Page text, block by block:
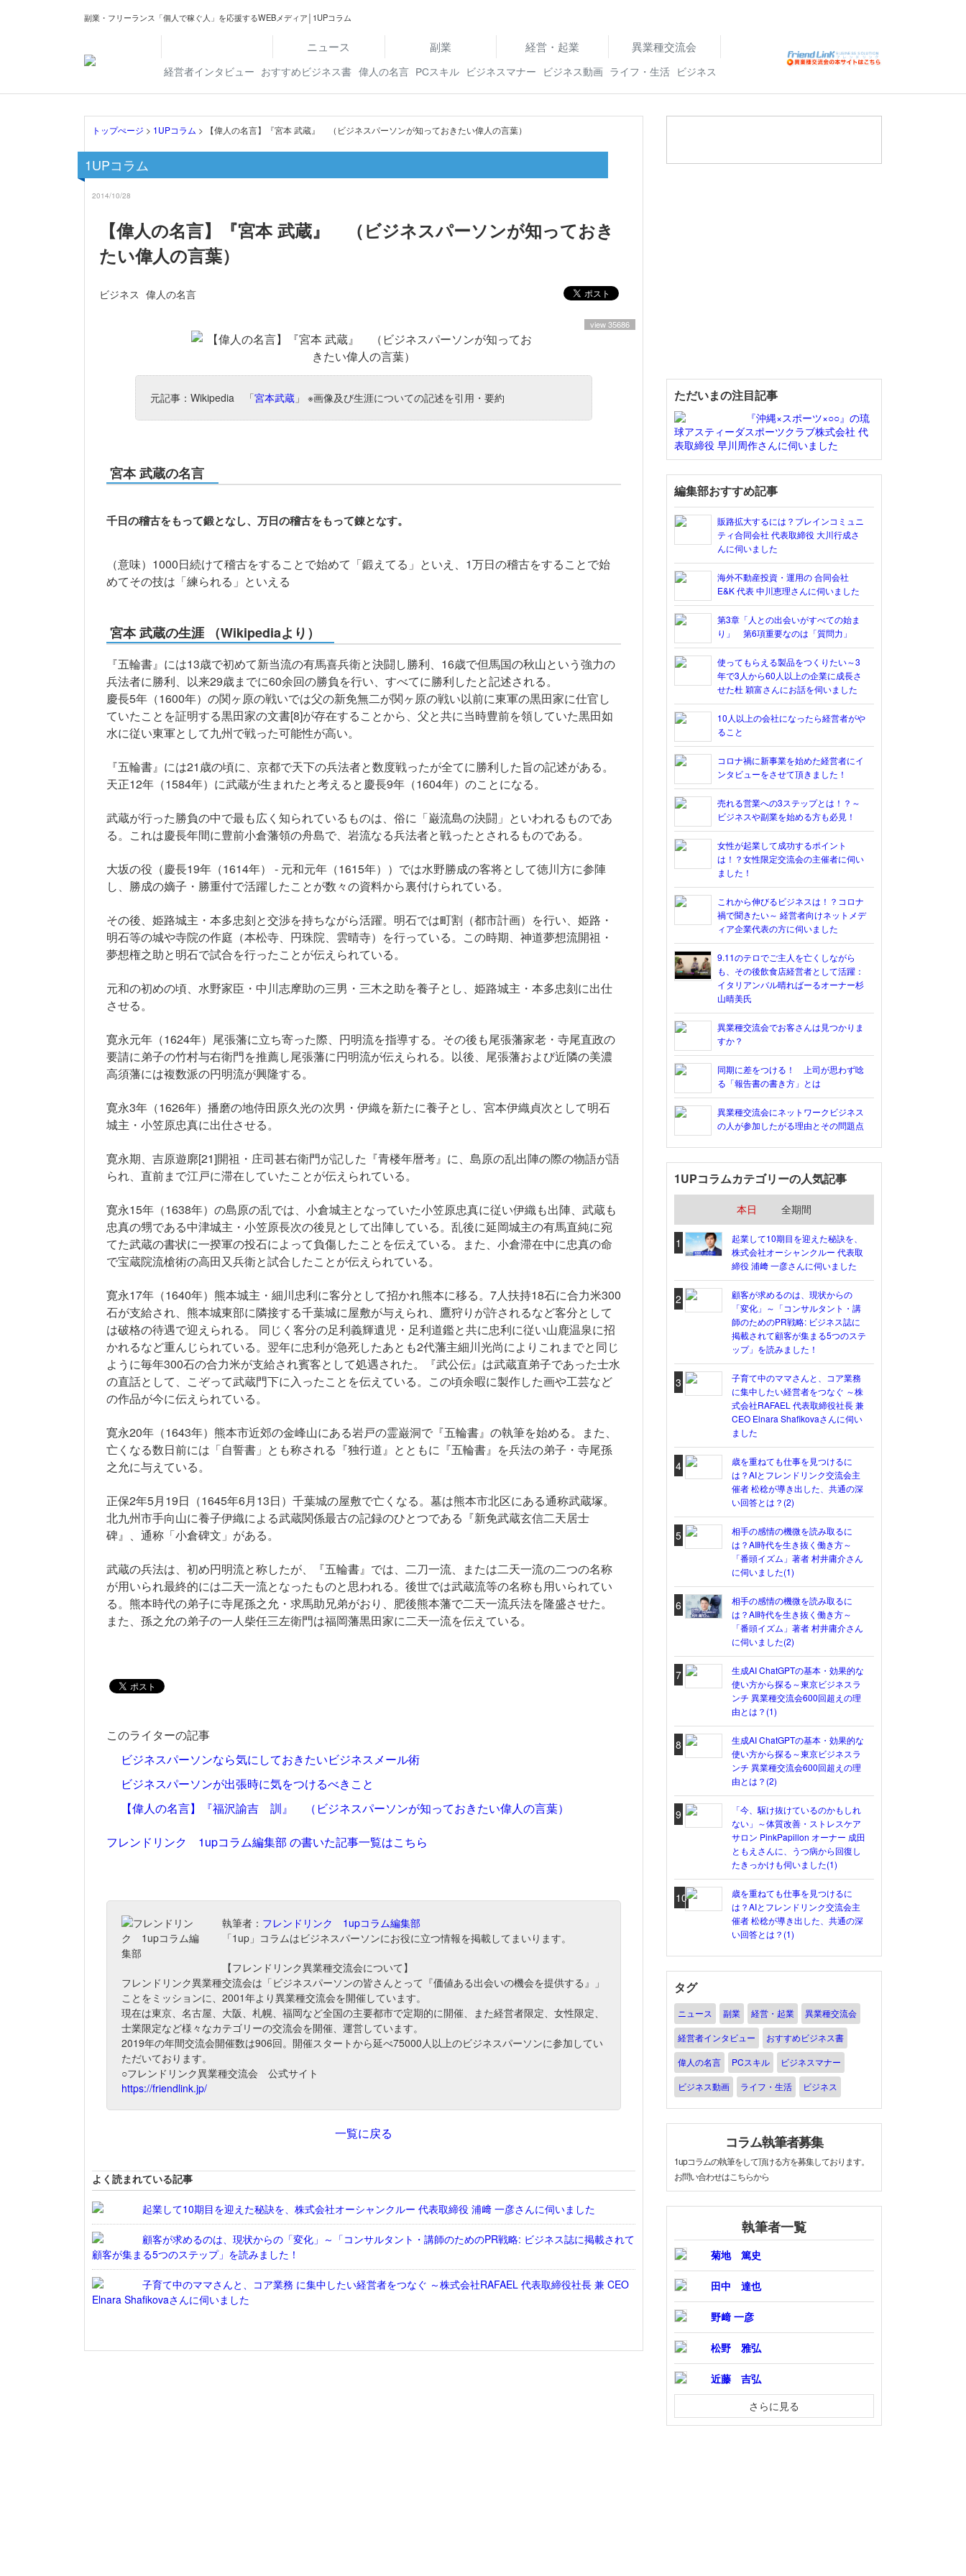
副業・フリーランス「個人で稼ぐ人」を応援するWEBメディア│1UPコラム
ニュース 副業 経営・起業 異業種交流会
経営者インタビュー おすすめビジネス書 偉人の名言 PCスキル ビジネスマナー ビジネス動画 ライフ・生活 ビジネス
トップぺージ > 1UPコラム > 【偉人の名言】『宮本 武蔵』 （ビジネスパーソンが知っておきたい偉人の言葉）
1UPコラム
【偉人の名言】『宮本 武蔵』 （ビジネスパーソンが知っておき
たい偉人の言葉）
2014/10/28
ビジネス 偉人の名言
view 35686
元記事：Wikipedia 「宮本武蔵 」 ※画像及び生涯についての記述を引用・要約
宮本 武蔵の名言
千日の稽古をもって鍛となし、万日の稽古をもって錬となす。
（意味）1000日続けて稽古をすることで始めて「鍛えてる」といえ、1万日の稽古をすることで始
めてその技は「練られる」といえる
宮本 武蔵の生涯 （Wikipediaより）
『五輪書』には13歳で初めて新当流の有馬喜兵衛と決闘し勝利、16歳で但馬国の秋山という強力の
兵法者に勝利、以来29歳までに60余回の勝負を行い、すべてに勝利したと記述される。
慶長5年（1600年）の関ヶ原の戦いでは父の新免無二が関ヶ原の戦い以前に東軍の黒田家に仕官し
ていたことを証明する黒田家の文書[8]が存在することから、父と共に当時豊前を領していた黒田如
水に従い東軍として九州で戦った可能性が高い。
『五輪書』には21歳の頃に、京都で天下の兵法者と数度戦ったが全てに勝利した旨の記述がある。
天正12年（1584年）に武蔵が生まれたと考えると慶長9年（1604年）のことになる。
武蔵が行った勝負の中で最も広く知られているものは、俗に「巌流島の決闘」といわれるものであ
る。これは慶長年間に豊前小倉藩領の舟島で、岩流なる兵法者と戦ったとされるものである。
大坂の役（慶長19年（1614年） - 元和元年（1615年））では水野勝成の客将として徳川方に参陣
し、勝成の嫡子・勝重付で活躍したことが数々の資料から裏付けられている。
その後、姫路城主・本多忠刻と交渉を持ちながら活躍。明石では町割（都市計画）を行い、姫路・
明石等の城や寺院の作庭（本松寺、円珠院、雲晴寺）を行っている。この時期、神道夢想流開祖・
夢想権之助と明石で試合を行ったことが伝えられている。
元和の初めの頃、水野家臣・中川志摩助の三男・三木之助を養子とし、姫路城主・本多忠刻に出仕
させる。
寛永元年（1624年）尾張藩に立ち寄った際、円明流を指導する。その後も尾張藩家老・寺尾直政の
要請に弟子の竹村与右衛門を推薦し尾張藩に円明流が伝えられる。以後、尾張藩および近隣の美濃
高須藩には複数派の円明流が興隆する。
寛永3年（1626年）播磨の地侍田原久光の次男・伊織を新たに養子とし、宮本伊織貞次として明石
城主・小笠原忠真に出仕させる。
寛永期、吉原遊廓[21]開祖・庄司甚右衛門が記した『青楼年暦考』に、島原の乱出陣の際の物語が語
られ、直前まで江戸に滞在していたことが伝えられている。
寛永15年（1638年）の島原の乱では、小倉城主となっていた小笠原忠真に従い伊織も出陣、武蔵も
忠真の甥である中津城主・小笠原長次の後見として出陣している。乱後に延岡城主の有馬直純に宛
てた武蔵の書状に一揆軍の投石によって負傷したことを伝えている。また、小倉滞在中に忠真の命
で宝蔵院流槍術の高田又兵衛と試合したことが伝えられている。
寛永17年（1640年）熊本城主・細川忠利に客分として招かれ熊本に移る。7人扶持18石に合力米300
石が支給され、熊本城東部に隣接する千葉城に屋敷が与えられ、鷹狩りが許されるなど客分として
は破格の待遇で迎えられる。 同じく客分の足利義輝遺児・足利道鑑と共に忠利に従い山鹿温泉に招
かれるなど重んじられている。翌年に忠利が急死したあとも2代藩主細川光尚によりこれまでと同じ
ように毎年300石の合力米が支給され賓客として処遇された。『武公伝』は武蔵直弟子であった士水
の直話として、こぞって武蔵門下に入ったことを伝えている。この頃余暇に製作した画や工芸など
の作品が今に伝えられている。
寛永20年（1643年）熊本市近郊の金峰山にある岩戸の霊巌洞で『五輪書』の執筆を始める。また、
亡くなる数日前には「自誓書」とも称される『独行道』とともに『五輪書』を兵法の弟子・寺尾孫
之允に与えている。
正保2年5月19日（1645年6月13日）千葉城の屋敷で亡くなる。墓は熊本市北区にある通称武蔵塚。
北九州市手向山に養子伊織による武蔵関係最古の記録のひとつである『新免武蔵玄信二天居士
碑』、通称「小倉碑文」がある。
武蔵の兵法は、初め円明流と称したが、『五輪書』では、二刀一流、または二天一流の二つの名称
が用いられ最終的には二天一流となったものと思われる。後世では武蔵流等の名称も用いられてい
る。熊本時代の弟子に寺尾孫之允・求馬助兄弟がおり、肥後熊本藩で二天一流兵法を隆盛させた。
また、孫之允の弟子の一人柴任三左衛門は福岡藩黒田家に二天一流を伝えている。
このライターの記事
ビジネスパーソンなら気にしておきたいビジネスメール術
ビジネスパーソンが出張時に気をつけるべきこと
【偉人の名言】『福沢諭吉 訓』 （ビジネスパーソンが知っておきたい偉人の言葉）
フレンドリンク 1upコラム編集部 の書いた記事一覧はこちら
執筆者： フレンドリンク 1upコラム編集部
「1up」コラムはビジネスパーソンにお役に立つ情報を掲載してまいります。
【フレンドリンク異業種交流会について】
フレンドリンク異業種交流会は「ビジネスパーソンの皆さんとって『価値ある出会いの機会を提供する』」
ことをミッションに、2001年より異業種交流会を開催しています。
現在は東京、名古屋、大阪、札幌、福岡など全国の主要都市で定期的に開催、また経営者限定、女性限定、
士業限定など様々なカテゴリーの交流会を開催、運営しています。
2019年の年間交流会開催数は906回。開催スタートから延べ75000人以上のビジネスパーソンに参加してい
ただいております。
○フレンドリンク異業種交流会 公式サイト
https://friendlink.jp/
一覧に戻る
よく読まれている記事
起業して10期目を迎えた秘訣を、株式会社オーシャンクルー 代表取締役 浦﨑 一彦さんに伺いました
顧客が求めるのは、現状からの「変化」～「コンサルタント・講師のためのPR戦略: ビジネス誌に掲載されて
顧客が集まる5つのステップ」を読みました！
子育て中のママさんと、コア業務 に集中したい経営者をつなぐ ～株式会社RAFAEL 代表取締役社長 兼 CEO
Elnara Shafikovaさんに伺いました
ただいまの注目記事
『沖縄×スポーツ×○○』の琉
球アスティーダスポーツクラブ株式会社 代
表取締役 早川周作さんに伺いました
編集部おすすめ記事
販路拡大するには？ブレインコミュニ
ティ合同会社 代表取締役 大川行成さ
んに伺いました
海外不動産投資・運用の 合同会社
E&K 代表 中川恵理さんに伺いました
第3章「人との出会いがすべての始ま
り」 第6項重要なのは「質問力」
使ってもらえる製品をつくりたい～3
年で3人から60人以上の企業に成長さ
せた杜 穎富さんにお話を伺いました
10人以上の会社になったら経営者がや
ること
コロナ禍に新事業を始めた経営者にイ
ンタビューをさせて頂きました！
売れる営業への3ステップとは！？～
ビジネスや副業を始める方も必見！
女性が起業して成功するポイント
は！？女性限定交流会の主催者に伺い
ました！
これから伸びるビジネスは！？コロナ
禍で聞きたい～ 経営者向けネットメデ
ィア企業代表の方に伺いました
9.11のテロでご主人を亡くしながら
も、その後飲食店経営者として活躍：
イタリアンバル晴ればーるオーナー杉
山晴美氏
異業種交流会でお客さんは見つかりま
すか？
同期に差をつける！ 上司が思わず唸
る「報告書の書き方」とは
異業種交流会にネットワークビジネス
の人が参加したがる理由とその問題点
1UPコラムカテゴリーの人気記事
本日 全期間
1
起業して10期目を迎えた秘訣を、
株式会社オーシャンクルー 代表取
締役 浦﨑 一彦さんに伺いました
2
顧客が求めるのは、現状からの
「変化」～「コンサルタント・講
師のためのPR戦略: ビジネス誌に
掲載されて顧客が集まる5つのステ
ップ」を読みました！
3
子育て中のママさんと、コア業務
に集中したい経営者をつなぐ ～株
式会社RAFAEL 代表取締役社長 兼
CEO Elnara Shafikovaさんに伺い
ました
4
歳を重ねても仕事を見つけるに
は？AIとフレンドリンク交流会主
催者 松稔が導き出した、共通の深
い回答とは？(2)
5
相手の感情の機微を読み取るに
は？AI時代を生き抜く働き方～
「番頭イズム」著者 村井庸介さん
に伺いました(1)
6
相手の感情の機微を読み取るに
は？AI時代を生き抜く働き方～
「番頭イズム」著者 村井庸介さん
に伺いました(2)
7
生成AI ChatGPTの基本・効果的な
使い方から探る～東京ビジネスラ
ンチ 異業種交流会600回超えの理
由とは？(1)
8
生成AI ChatGPTの基本・効果的な
使い方から探る～東京ビジネスラ
ンチ 異業種交流会600回超えの理
由とは？(2)
9
「今、駆け抜けているのかもしれ
ない」～体質改善・ストレスケア
サロン PinkPapillon オーナー 成田
ともえさんに、うつ病から回復し
たきっかけも伺いました(1)
10
歳を重ねても仕事を見つけるに
は？AIとフレンドリンク交流会主
催者 松稔が導き出した、共通の深
い回答とは？(1)
タグ
ニュース 副業 経営・起業
異業種交流会
経営者インタビュー
おすすめビジネス書
偉人の名言
PCスキル
ビジネスマナー
ビジネス動画
ライフ・生活 ビジネス
コラム執筆者募集
1upコラムの執筆をして頂ける方を募集しております。
お問い合わせはこちらから
執筆者一覧
菊地 篤史
田中 達也
野﨑 一彦
松野 雅弘
近藤 吉弘
さらに見る